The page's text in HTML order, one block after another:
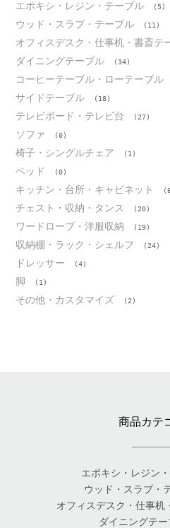
エポキシ・レジン・テーブル (5)
ウッド・スラブ・テーブル (11)
オフィスデスク・仕事机・書斎テ
ダイニングテーブル (34)
コーヒーテーブル・ローテーブル
サイドテーブル (18)
テレビボード・テレビ台 (27)
ソファ (0)
椅子・シングルチェア (1)
ベッド (0)
キッチン・台所・キャビネット
チェスト・収納・タンス (20)
ワードローブ・洋服収納 (19)
収納棚・ラック・シェルフ (24)
ドレッサー (4)
脚 (1)
その他・カスタマイズ (2)
商品カテ
エポキシ・レジン
ウッド・スラブ・
オフィスデスク・仕事机
ダイニングテ